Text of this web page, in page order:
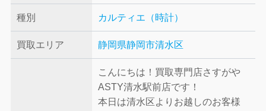
種別 カルティエ（時計）
買取エリア 静岡県静岡市清水区
こんにちは！買取専門店さすがや
ASTY清水駅前店です！
本日は清水区よりお越しのお客様